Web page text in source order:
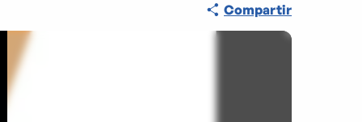
Compartir